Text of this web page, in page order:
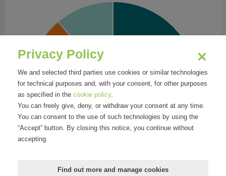
Privacy Policy
We and selected third parties use cookies or similar technologies
for technical purposes and, with your consent, for other purposes
as specified in the cookie policy.
You can freely give, deny, or withdraw your consent at any time.
You can consent to the use of such technologies by using the
“Accept” button. By closing this notice, you continue without
accepting.
Find out more and manage cookies